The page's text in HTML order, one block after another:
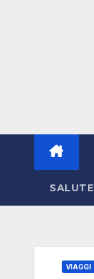
SALUTE
VIAGGI